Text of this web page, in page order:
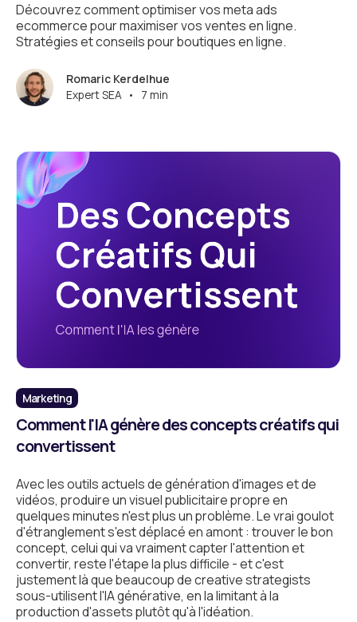
Découvrez comment optimiser vos meta ads
ecommerce pour maximiser vos ventes en ligne.
Stratégies et conseils pour boutiques en ligne.
Romaric Kerdelhue
Expert SEA • 7 min
Marketing
Comment l'IA génère des concepts créatifs qui
convertissent
Avec les outils actuels de génération d'images et de
vidéos, produire un visuel publicitaire propre en
quelques minutes n'est plus un problème. Le vrai goulot
d'étranglement s'est déplacé en amont : trouver le bon
concept, celui qui va vraiment capter l'attention et
convertir, reste l'étape la plus difficile - et c'est
justement là que beaucoup de creative strategists
sous-utilisent l'IA générative, en la limitant à la
production d'assets plutôt qu'à l'idéation.